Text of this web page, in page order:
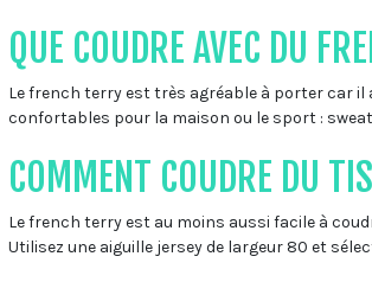
QUE COUDRE AVEC DU
Le french terry est très agréable à porter car il
confortables pour la maison ou le sport :
COMMENT COUDRE DU
Le french terry est au moins aussi facile à
Utilisez une aiguille jersey de largeur 80 et